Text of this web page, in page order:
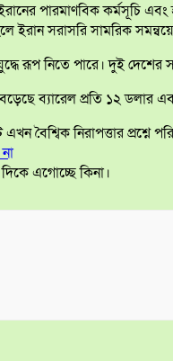
পারমাণবিক কর্মসূচি এবং
ইরান সরাসরি সামরিক
যুদ্ধে রূপ নিতে পারে। দুই
ব্যারেল প্রতি ১২ ডলার
বৈশ্বিক নিরাপত্তার প্রশ্নে
দিকে এগোচ্ছে কিনা।